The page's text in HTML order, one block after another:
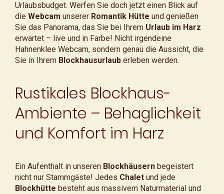
Urlaubsbudget. Werfen Sie doch jetzt einen Blick auf
die Webcam unserer Romantik Hütte und genießen
Sie das Panorama, das Sie bei Ihrem Urlaub im Harz
erwartet – live und in Farbe! Nicht irgendeine
Hahnenklee Webcam, sondern genau die Aussicht, die
Sie in Ihrem Blockhausurlaub erleben werden.
Rustikales Blockhaus-
Ambiente – Behaglichkeit
und Komfort im Harz
Ein Aufenthalt in unseren Blockhäusern begeistert
nicht nur Stammgäste! Jedes Chalet und jede
Blockhütte besteht aus massivem Naturmaterial und